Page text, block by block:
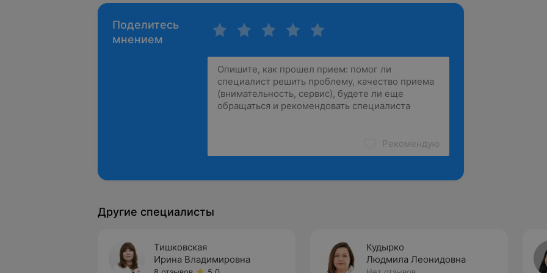
Поделитесь
мнением
Рекомендую
Другие специалисты
Тишковская
Ирина Владимировна
Кудырко
Людмила Леонидовна